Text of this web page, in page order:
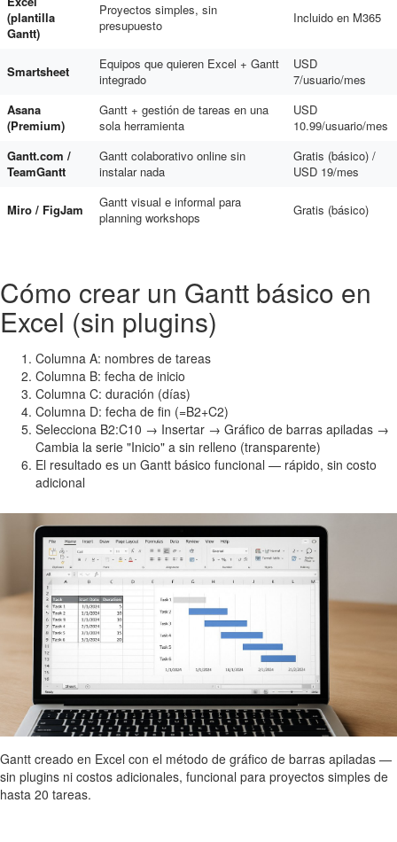
(plantilla
Gantt)
Proyectos simples, sin
presupuesto
Incluido en M365
Smartsheet
Equipos que quieren Excel + Gantt
integrado
USD
7/usuario/mes
Asana
(Premium)
Gantt + gestión de tareas en una
sola herramienta
USD
10.99/usuario/mes
Gantt.com /
TeamGantt
Gantt colaborativo online sin
instalar nada
Gratis (básico) /
USD 19/mes
Miro / FigJam
Gantt visual e informal para
planning workshops
Gratis (básico)
Cómo crear un Gantt básico en
Excel (sin plugins)
Columna A: nombres de tareas
Columna B: fecha de inicio
Columna C: duración (días)
Columna D: fecha de fin (=B2+C2)
Selecciona B2:C10 → Insertar → Gráfico de barras apiladas →
Cambia la serie "Inicio" a sin relleno (transparente)
El resultado es un Gantt básico funcional — rápido, sin costo
adicional
Gantt creado en Excel con el método de gráfico de barras apiladas —
sin plugins ni costos adicionales, funcional para proyectos simples de
hasta 20 tareas.